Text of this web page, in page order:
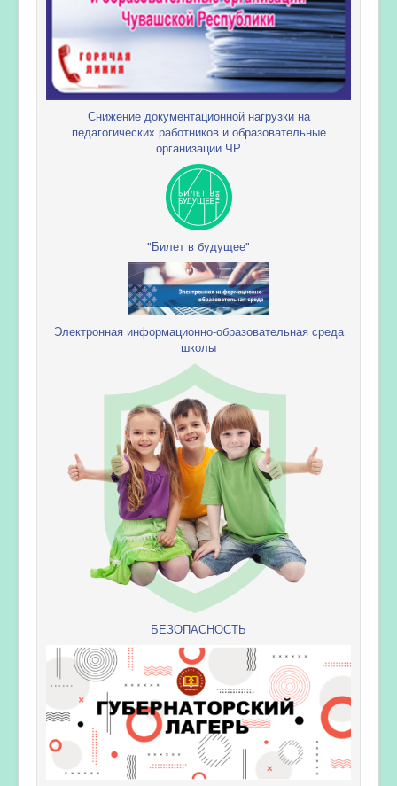
Снижение документационной нагрузки на
педагогических работников и образовательные
организации ЧР
"Билет в будущее"
Электронная информационно-образовательная среда
школы
БЕЗОПАСНОСТЬ